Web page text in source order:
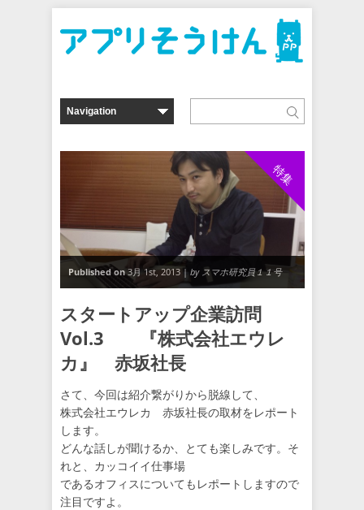
特集
Published on3月 1st, 2013 | by スマホ研究員１１号
スタートアップ企業訪問
Vol.3 『株式会社エウレ
カ』 赤坂社長
さて、今回は紹介繋がりから脱線して、
株式会社エウレカ 赤坂社長の取材をレポート
します。
どんな話しが聞けるか、とても楽しみです。そ
れと、カッコイイ仕事場
であるオフィスについてもレポートしますので
注目ですよ。